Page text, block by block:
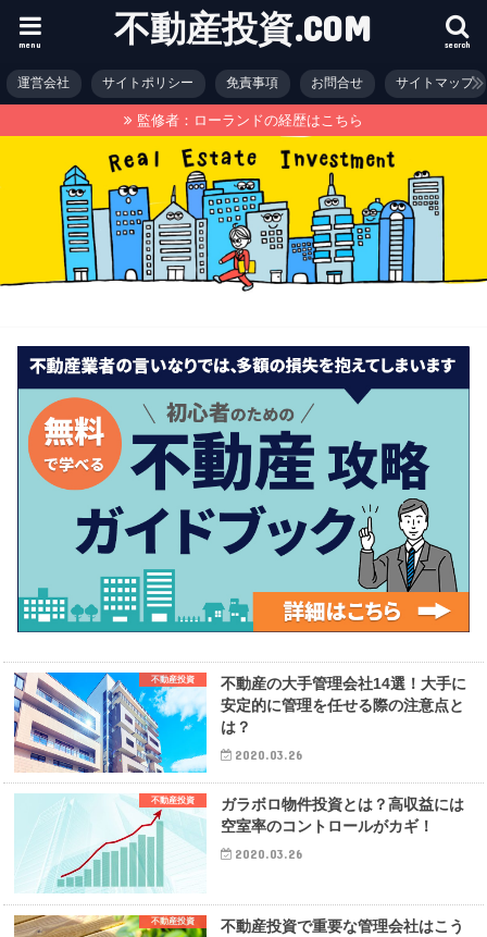
不動産投資.COM search
menu
運営会社 サイトポリシー 免責事項 お問合せ サイトマップ
監修者：ローランドの経歴はこちら
不動産投資
不動産の大手管理会社14選！大手に
安定的に管理を任せる際の注意点と
は？
2020.03.26
不動産投資
ガラボロ物件投資とは？高収益には
空室率のコントロールがカギ！
2020.03.26
不動産投資
不動産投資で重要な管理会社はこう